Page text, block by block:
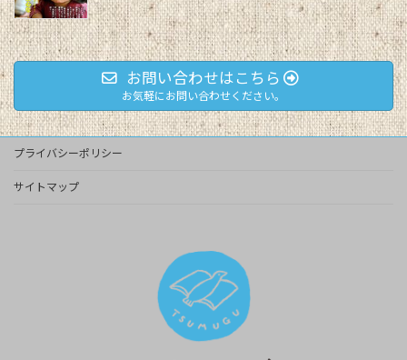
お問い合わせはこちら
お気軽にお問い合わせください。
プライバシーポリシー
サイトマップ